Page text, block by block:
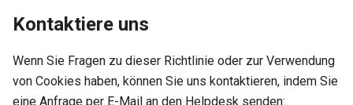
Kontaktiere uns
Wenn Sie Fragen zu dieser Richtlinie oder zur Verwendung
von Cookies haben, können Sie uns kontaktieren, indem Sie
eine Anfrage per E-Mail an den Helpdesk senden: